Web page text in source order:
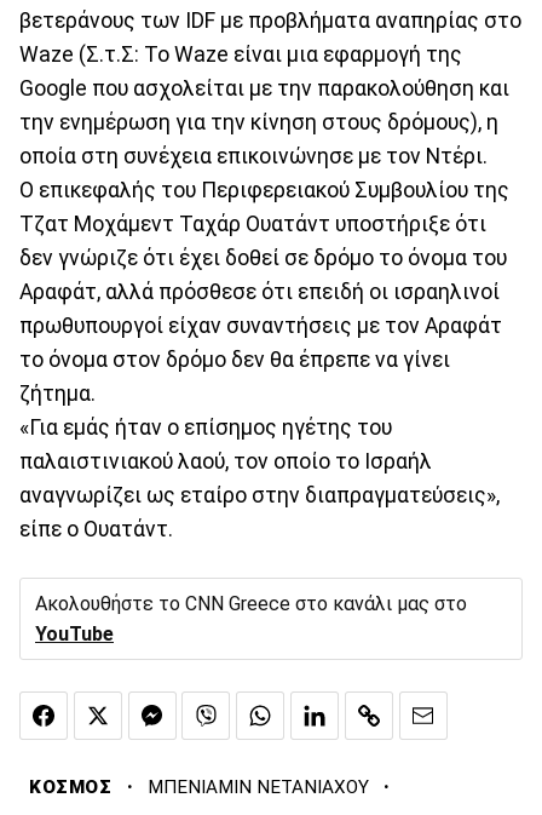
βετεράνους των IDF με προβλήματα αναπηρίας στο
Waze (Σ.τ.Σ: Το Waze είναι μια εφαρμογή της
Google που ασχολείται με την παρακολούθηση και
την ενημέρωση για την κίνηση στους δρόμους), η
οποία στη συνέχεια επικοινώνησε με τον Ντέρι.
Ο επικεφαλής του Περιφερειακού Συμβουλίου της
Τζατ Μοχάμεντ Ταχάρ Ουατάντ υποστήριξε ότι
δεν γνώριζε ότι έχει δοθεί σε δρόμο το όνομα του
Αραφάτ, αλλά πρόσθεσε ότι επειδή οι ισραηλινοί
πρωθυπουργοί είχαν συναντήσεις με τον Αραφάτ
το όνομα στον δρόμο δεν θα έπρεπε να γίνει
ζήτημα.
«Για εμάς ήταν ο επίσημος ηγέτης του
παλαιστινιακού λαού, τον οποίο το Ισραήλ
αναγνωρίζει ως εταίρο στην διαπραγματεύσεις»,
είπε ο Ουατάντ.
Ακολουθήστε το CNN Greece στο κανάλι μας στο
YouTube
ΚΟΣΜΟΣ · ΜΠΕΝΙΑΜΙΝ ΝΕΤΑΝΙΑΧΟΥ ·